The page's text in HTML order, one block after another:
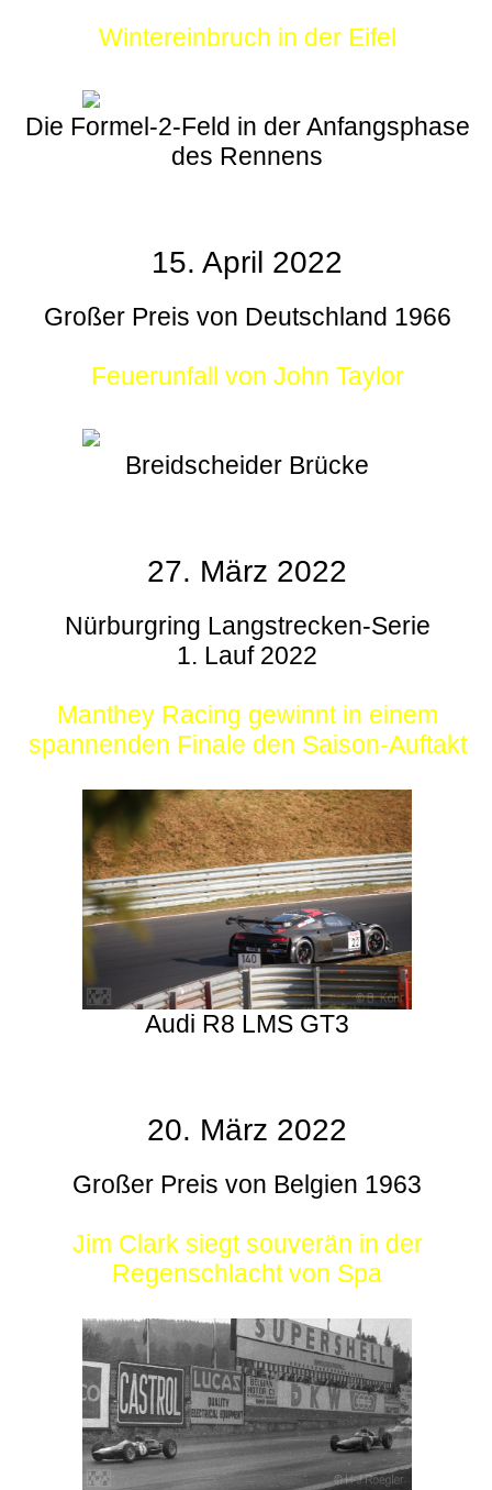
Wintereinbruch in der Eifel
Die Formel-2-Feld in der Anfangsphase
des Rennens
15. April 2022
Großer Preis von Deutschland 1966
Feuerunfall von John Taylor
Breidscheider Brücke
27. März 2022
Nürburgring Langstrecken-Serie
1. Lauf 2022
Manthey Racing gewinnt in einem
spannenden Finale den Saison-Auftakt
Audi R8 LMS GT3
20. März 2022
Großer Preis von Belgien 1963
Jim Clark siegt souverän in der
Regenschlacht von Spa